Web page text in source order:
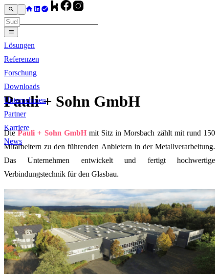
Lösungen
Referenzen
Forschung
Downloads
Unternehmen
Partner
Karriere
News
Pauli + Sohn GmbH
DiePauli + Sohn GmbHmit Sitz in Morsbach zählt mit rund 150
Mitarbeitern zu den führenden Anbietern in der Metallverarbeitung.
Das Unternehmen entwickelt und fertigt hochwertige
Verbindungstechnik für den Glasbau.